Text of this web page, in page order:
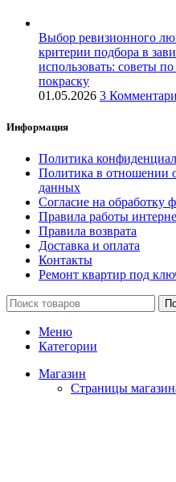
Выбор ревизионного
критерии подбора в
использовать: советы
покраску
01.05.2026 3
Информация
Политика
Политика в отношении
данных
Согласие на обработку
Правила работы
Правила возврата
Доставка и оплата
Контакты
Ремонт квартир под
Меню
Категории
Магазин
Страницы